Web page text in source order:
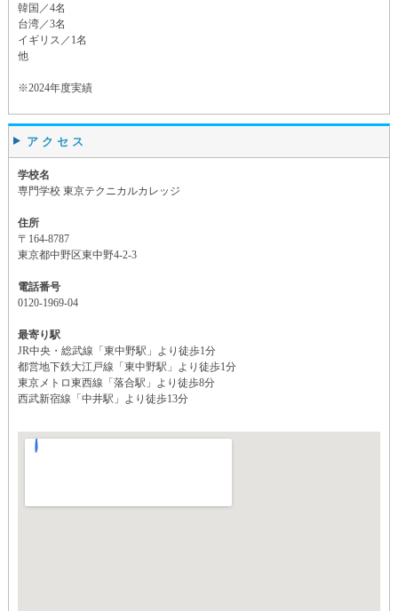
韓国／4名
台湾／3名
イギリス／1名
他
※2024年度実績
アクセス
学校名
専門学校 東京テクニカルカレッジ
住所
〒164-8787
東京都中野区東中野4-2-3
電話番号
0120-1969-04
最寄り駅
JR中央・総武線「東中野駅」より徒歩1分
都営地下鉄大江戸線「東中野駅」より徒歩1分
東京メトロ東西線「落合駅」より徒歩8分
西武新宿線「中井駅」より徒歩13分